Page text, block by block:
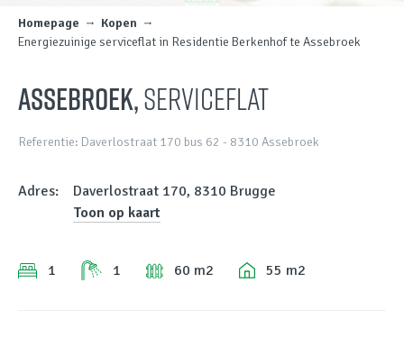
Homepage
Kopen
Energiezuinige serviceflat in Residentie Berkenhof te Assebroek
Assebroek,Serviceflat
Referentie: Daverlostraat 170 bus 62 - 8310 Assebroek
Adres:
Daverlostraat 170, 8310 Brugge
Toon op kaart
1 1 60 m2 55 m2